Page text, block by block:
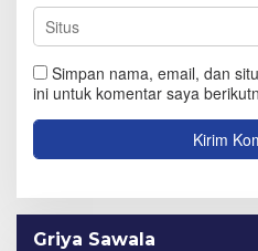
Simpan nama, email, dan
ini untuk komentar saya
Griya Sawala